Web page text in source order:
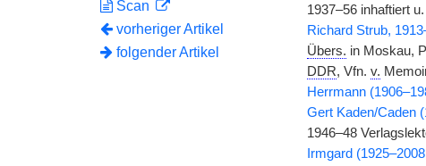
Scan
vorheriger Artikel
folgender Artikel
1937–56 inhaftiert
Richard Strub,
Übers. in Moskau,
DDR, Vfn. v.
Herrmann
Gert Kaden/Caden
1946–48
Irmgard (1925–2008